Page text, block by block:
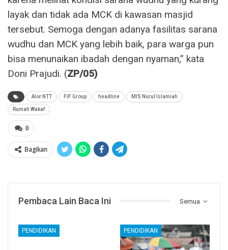
layak dan tidak ada MCK di kawasan masjid
tersebut. Semoga dengan adanya fasilitas sarana
wudhu dan MCK yang lebih baik, para warga pun
bisa menunaikan ibadah dengan nyaman,” kata
Doni Prajudi. (ZP/05)
Alor NTT FIF Group headline MIS Nurul Islamiah
Rumah Wakaf
0
Bagikan
Semua
Pembaca Lain Baca Ini
PENDIDIKAN PENDIDIKAN